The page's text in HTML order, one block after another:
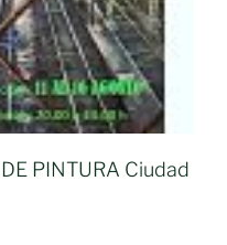
PINTURA Ciudad